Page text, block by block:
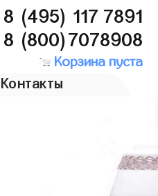
8 (495) 117 7891
8 (800)7078908
Корзина пуста
Контакты